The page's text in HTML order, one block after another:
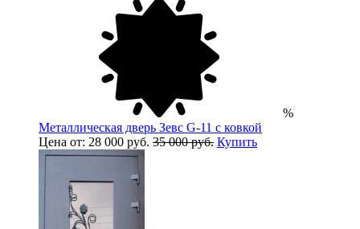
%
Металлическая дверь Зевс G-11 с ковкой
Цена от: 28 000 руб. 35 000 руб. Купить